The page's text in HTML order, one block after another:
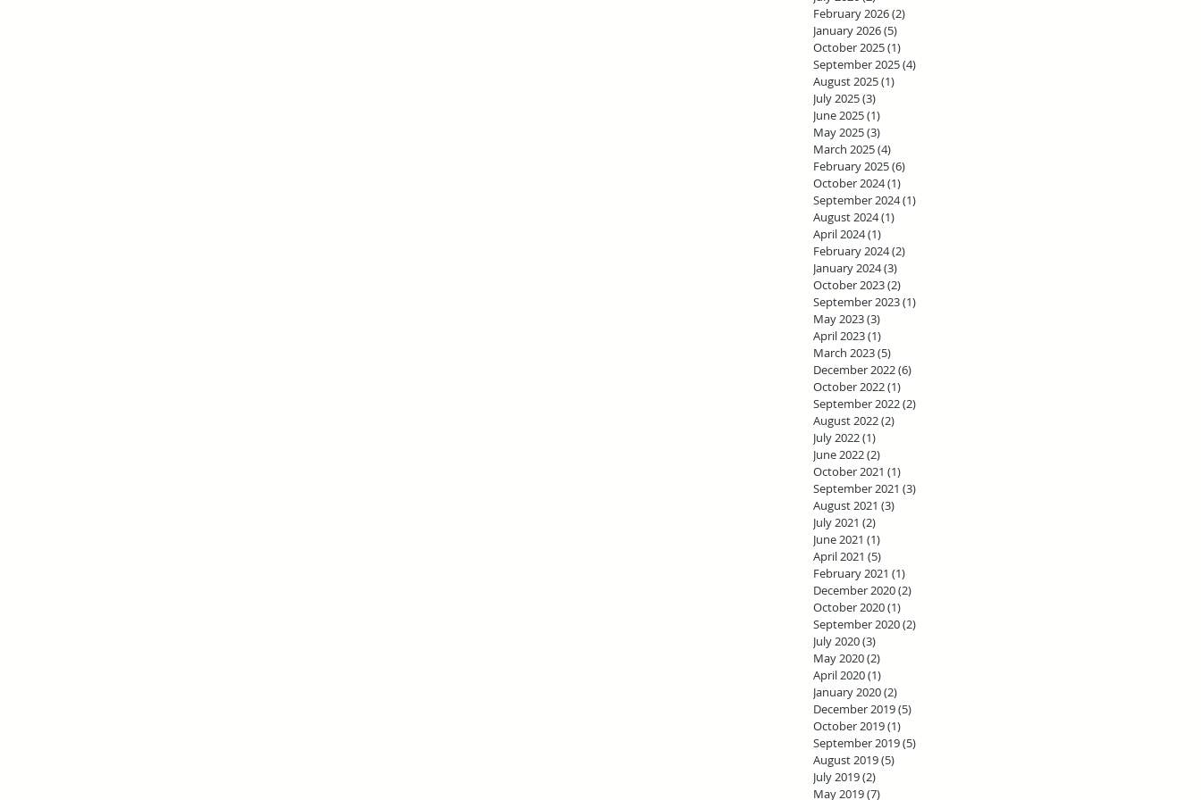
February 2026(2)
January 2026(5)
October 2025(1)
September 2025(4)
August 2025(1)
July 2025(3)
June 2025(1)
May 2025(3)
March 2025(4)
February 2025(6)
October 2024(1)
September 2024(1)
August 2024(1)
April 2024(1)
February 2024(2)
January 2024(3)
October 2023(2)
September 2023(1)
May 2023(3)
April 2023(1)
March 2023(5)
December 2022(6)
October 2022(1)
September 2022(2)
August 2022(2)
July 2022(1)
June 2022(2)
October 2021 (1)
September 2021 (3)
August 2021 (3)
July 2021 (2)
June 2021 (1)
April 2021 (5)
February 2021 (1)
December 2020(2)
October 2020(1)
September 2020(2)
July 2020(3)
May 2020(2)
April 2020(1)
January 2020(2)
December 2019(5)
October 2019(1)
September 2019(5)
August 2019(5)
July 2019(2)
May 2019(7)